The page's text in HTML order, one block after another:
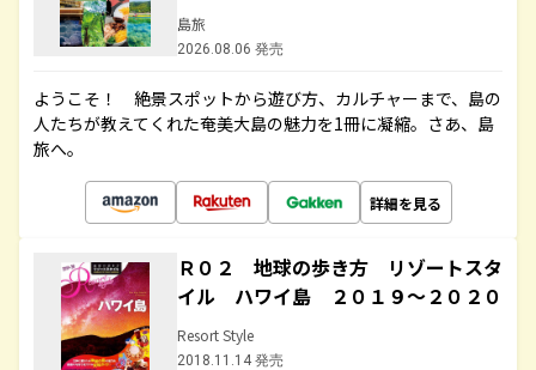
島旅
2026.08.06 発売
ようこそ！ 絶景スポットから遊び方、カルチャーまで、島の
人たちが教えてくれた奄美大島の魅力を1冊に凝縮。さあ、島
旅へ。
詳細を見る
Ｒ０２ 地球の歩き方 リゾートスタ
イル ハワイ島 ２０１９～２０２０
Resort Style
2018.11.14 発売